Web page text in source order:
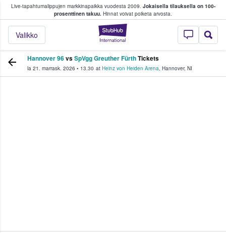
Live-tapahtumalippujen markkinapaikka vuodesta 2009. Jokaisella tilauksella on 100-
prosenttinen takuu. Hinnat voivat poiketa arvosta.
StubHub -
Valikko
fanit ostavat ja myyvät lippuja
Hannover 96vsSpVgg Greuther FürthTickets
la 21. marrask. 2026 • 13.30 at Heinz von Heiden Arena, Hannover, NI